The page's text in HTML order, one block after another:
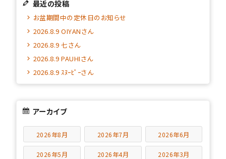
最近の投稿
お盆期間中の定休日のお知らせ
2026.8.9 OIYANさん
2026.8.9 七さん
2026.8.9 PAUHIさん
2026.8.9 ｽﾇｰﾋﾟｰさん
アーカイブ
2026年8月 2026年7月 2026年6月
2026年5月 2026年4月 2026年3月